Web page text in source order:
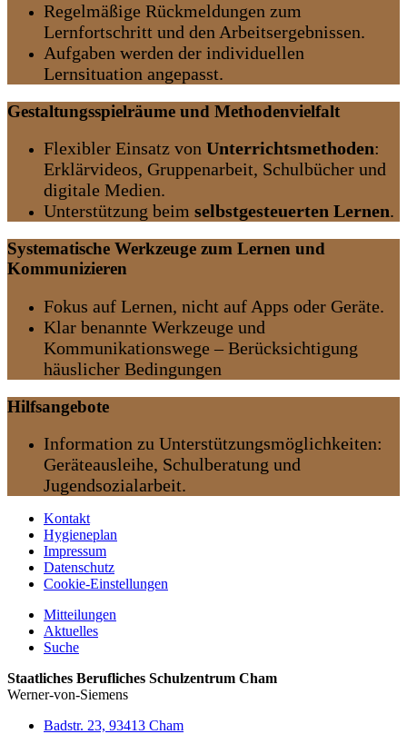
Regelmäßige Rückmeldungen zum
Lernfortschritt und den Arbeitsergebnissen.
Aufgaben werden der individuellen
Lernsituation angepasst.
Gestaltungsspielräume und Methodenvielfalt
Flexibler Einsatz von Unterrichts­methoden:
Erklärvideos, Gruppenarbeit, Schulbücher und
digitale Medien.
Unterstützung beim selbstgesteuerten Lernen.
Systematische Werkzeuge zum Lernen und
Kommunizieren
Fokus auf Lernen, nicht auf Apps oder Geräte.
Klar benannte Werkzeuge und
Kommunikationswege – Berücksichtigung
häuslicher Bedingungen
Hilfsangebote
Information zu Unterstützungs­möglichkeiten:
Geräteausleihe, Schulberatung und
Jugendsozialarbeit.
Kontakt
Hygieneplan
Impressum
Datenschutz
Cookie-Einstellungen
Mitteilungen
Aktuelles
Suche
Staatliches Berufliches Schulzentrum Cham
Werner-von-Siemens
Badstr. 23, 93413 Cham